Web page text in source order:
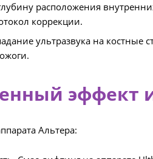
расположения
коррекции.
ультразвука на костные
Альтера: